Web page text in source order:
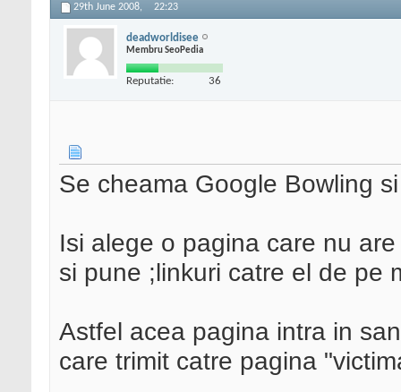
29th June 2008, 22:23
deadworldisee
Membru SeoPedia
Reputatie: 36
Se cheama Google Bowling
Isi alege o pagina care nu
si pune ;linkuri catre el de pe
Astfel acea pagina intra in
care trimit catre pagina